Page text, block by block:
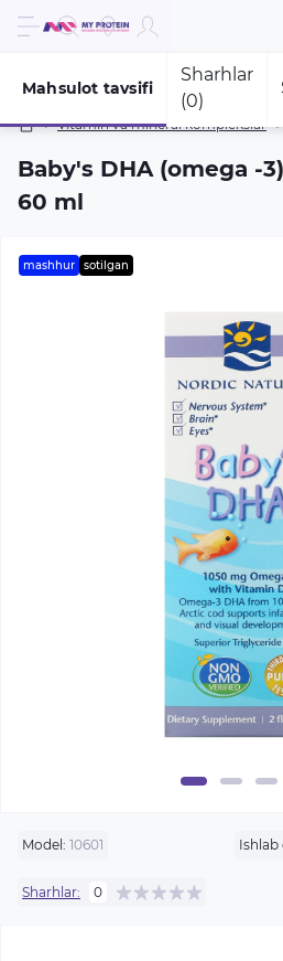
Vitamin va mineral komplekslar
Baby's DHA (omega -
60 ml
Mahsulot tavsifi
Sharhlar
(0)
mashhur sotilgan
Model: 10601 Ishlab
Sharhlar: 0